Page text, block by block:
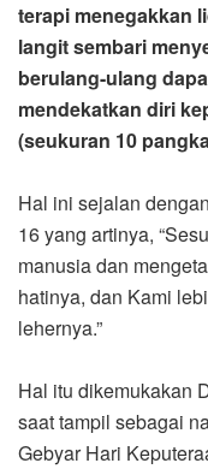
terapi menegakkan
langit sembari
berulang-ulang
mendekatkan diri
(seukuran 10
Hal ini sejalan
16 yang artinya,
manusia dan
hatinya, dan Kami
lehernya.”
Hal itu dikemukakan
saat tampil sebagai
Gebyar Hari